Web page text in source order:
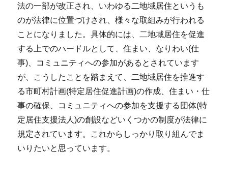
法の一部が改正され、いわゆる二地域居住というも
のが法律に位置づけされ、様々な取組みが行われる
ことになりました。具体的には、二地域居住を促進
する上でのハードルとして、住まい、なりわい(仕
事)、コミュニティへの参加があるとされています
が、こうしたことを踏まえて、二地域居住を推進す
る市町村計画(特定居住促進計画)の作成、住まい・仕
事の確保、コミュニティへの参加を支援する団体(特
定居住支援法人)の創設などいくつかの制度が法律に
規定されています。これからしっかり取り組んでま
いりたいと思っています。